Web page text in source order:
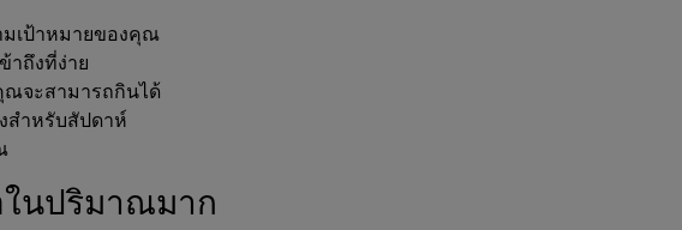
มเป้าหมายของคุณ
าถึงที่ง่าย
จะสามารถกินได้
สำหรับสัปดาห์
ในปริมาณมาก